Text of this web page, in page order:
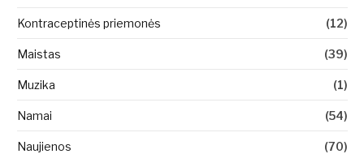
Kontraceptinės priemonės (12)
Maistas (39)
Muzika (1)
Namai (54)
Naujienos (70)